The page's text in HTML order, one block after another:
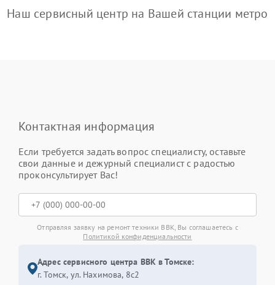
Наш сервисный центр на Вашей станции метро
Контактная информация
Если требуется задать вопрос специалисту, оставьте
свои данные и дежурный специалист с радостью
проконсультирует Вас!
Отправляя заявку на ремонт техники BBK, Вы соглашаетесь с
Политикой конфиденциальности
Адрес сервисного центра BBK в Томске:
г. Томск, ул. Нахимова, 8с2